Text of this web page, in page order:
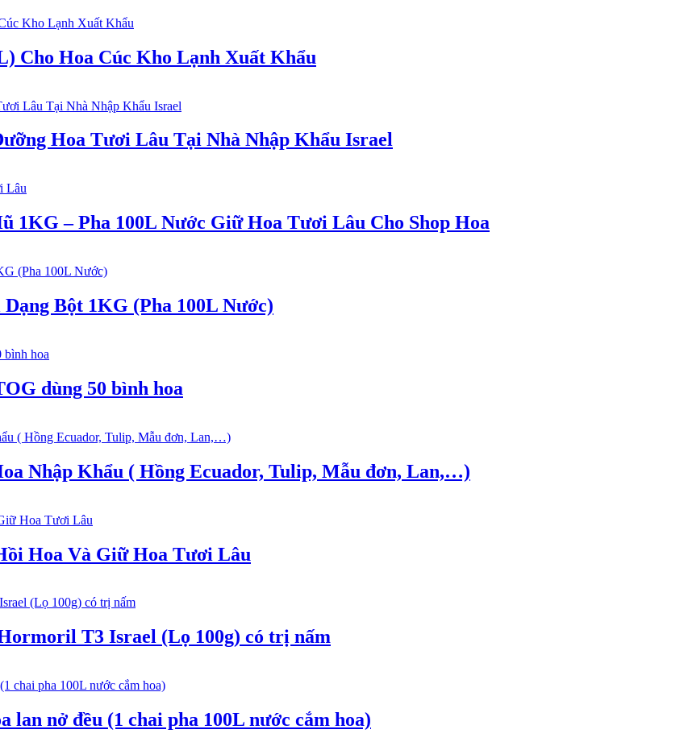
Cho Hoa Cúc Kho Lạnh Xuất Khẩu
Hoa Tươi Lâu Tại Nhà Nhập Khẩu Israel
1KG – Pha 100L Nước Giữ Hoa Tươi Lâu Cho Shop Hoa
Bột 1KG (Pha 100L Nước)
dùng 50 bình hoa
Nhập Khẩu ( Hồng Ecuador, Tulip, Mẫu đơn, Lan,…)
Hoa Và Giữ Hoa Tươi Lâu
T3 Israel (Lọ 100g) có trị nấm
nở đều (1 chai pha 100L nước cắm hoa)